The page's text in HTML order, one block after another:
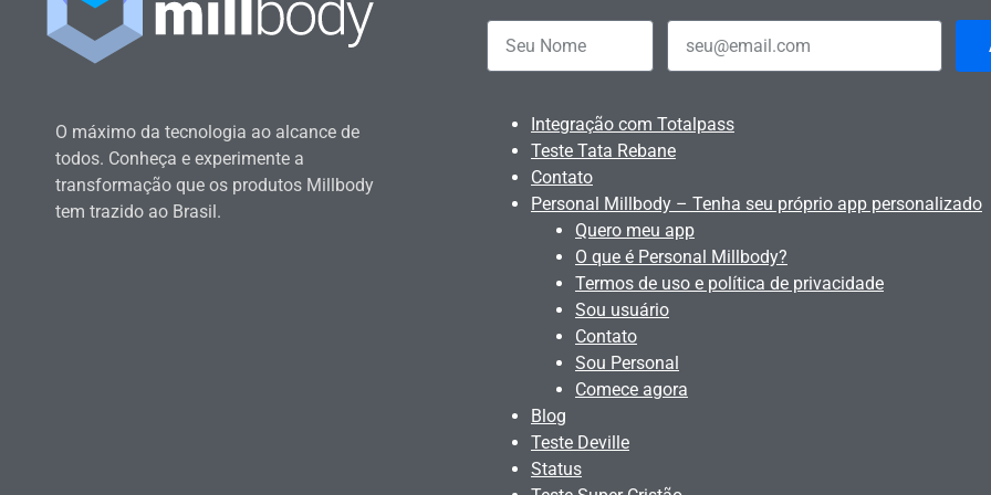
O máximo da tecnologia ao alcance de
todos. Conheça e experimente a
transformação que os produtos Millbody
tem trazido ao Brasil.
Integração com Totalpass
Teste Tata Rebane
Contato
Personal Millbody – Tenha seu próprio app personalizado
Quero meu app
O que é Personal Millbody?
Termos de uso e política de privacidade
Sou usuário
Contato
Sou Personal
Comece agora
Blog
Teste Deville
Status